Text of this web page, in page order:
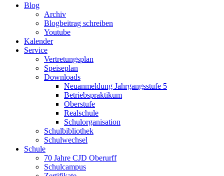
Blog
Archiv
Blogbeitrag schreiben
Youtube
Kalender
Service
Vertretungsplan
Speiseplan
Downloads
Neuanmeldung Jahrgangsstufe 5
Betriebspraktikum
Oberstufe
Realschule
Schulorganisation
Schulbibliothek
Schulwechsel
Schule
70 Jahre CJD Oberurff
Schulcampus